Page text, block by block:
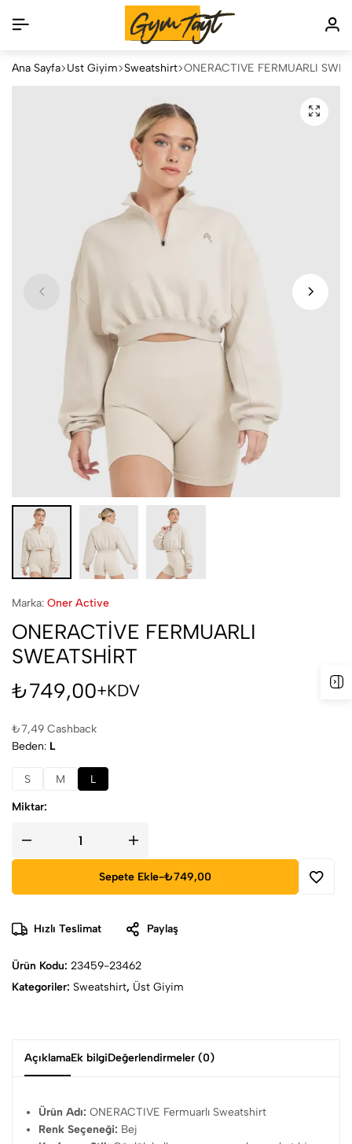
Ana Sayfa Üst Giyim Sweatshirt ONERACTİVE FERMUARLI
Marka: Oner Active
ONERACTİVE FERMUARLI
SWEATSHİRT
₺749,00+KDV
₺7,49 Cashback
Beden L
S M L
Miktar:
Sepete Ekle-₺749,00
Hızlı Teslimat Paylaş
Ürün Kodu: 23459-23462
Kategoriler: Sweatshirt, Üst Giyim
AçıklamaEk bilgiDeğerlendirmeler (0)
Ürün Adı: ONERACTIVE Fermuarlı Sweatshirt
Renk Seçeneği: Bej